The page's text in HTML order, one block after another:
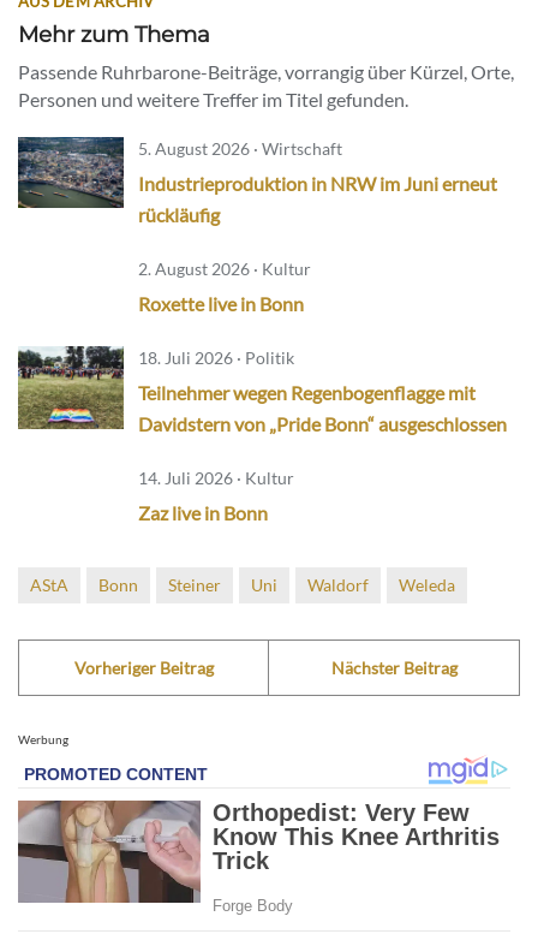
Mehr zum Thema
Passende Ruhrbarone-Beiträge, vorrangig über Kürzel, Orte,
Personen und weitere Treffer im Titel gefunden.
5. August 2026 · Wirtschaft
Industrieproduktion in NRW im Juni erneut
rückläufig
2. August 2026 · Kultur
Roxette live in Bonn
18. Juli 2026 · Politik
Teilnehmer wegen Regenbogenflagge mit
Davidstern von „Pride Bonn“ ausgeschlossen
14. Juli 2026 · Kultur
Zaz live in Bonn
AStA Bonn Steiner Uni Waldorf Weleda
Vorheriger Beitrag Nächster Beitrag
Werbung